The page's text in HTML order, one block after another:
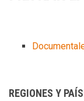
REGIONES Y